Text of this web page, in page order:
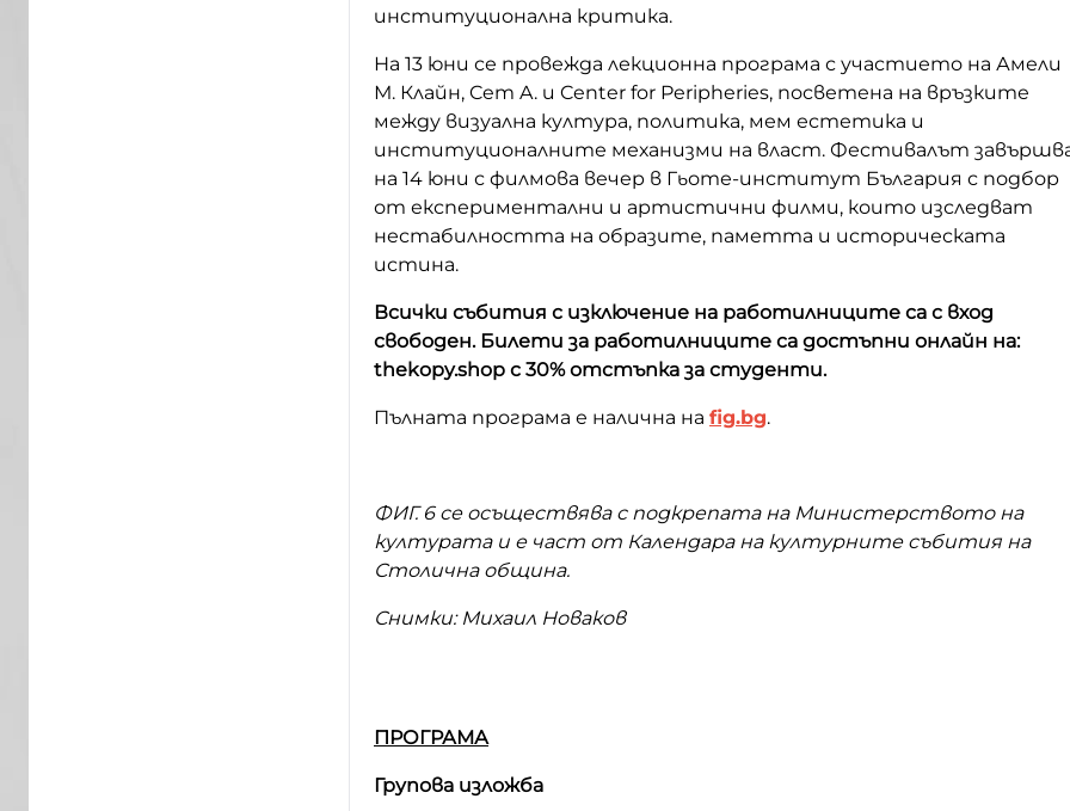
институционална критика.
На 13 юни се провежда лекционна програма с участието на Амели
М. Клайн, Cem A. и Center for Peripheries, посветена на връзките
между визуална култура, политика, мем естетика и
институционалните механизми на власт. Фестивалът
на 14 юни с филмова вечер в Гьоте-институт България с подбор
от експериментални и артистични филми, които изследват
нестабилността на образите, паметта и историческата
истина.
Всички събития с изключение на работилниците са с вход
свободен. Билети за работилниците са достъпни онлайн на:
thekopy.shop с 30% отстъпка за студенти.
Пълната програма е налична на fig.bg.
ФИГ. 6 се осъществява с подкрепата на Министерството на
културата и е част от Календара на културните събития на
Столична община.
Снимки: Михаил Новаков
ПРОГРАМА
Групова изложба